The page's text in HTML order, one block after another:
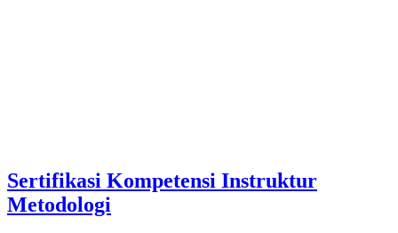
Sertifikasi Kompetensi Instruktur
Metodologi